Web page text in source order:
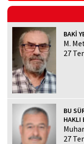
BAKİ
M.
27
BU
HAKLI
27